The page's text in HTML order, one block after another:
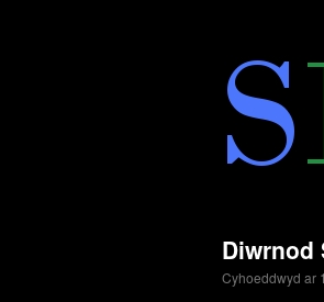
Diwrnod
Cyhoeddwyd ar